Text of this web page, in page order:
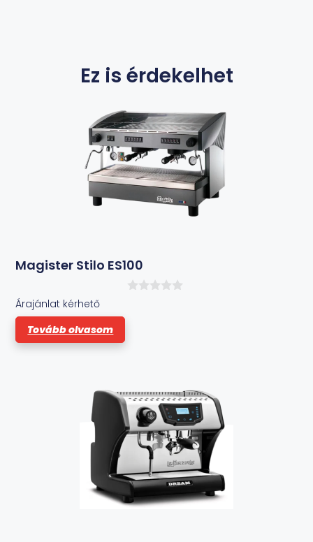
Ez is érdekelhet
Magister Stilo ES100
Árajánlat kérhető
Tovább olvasom